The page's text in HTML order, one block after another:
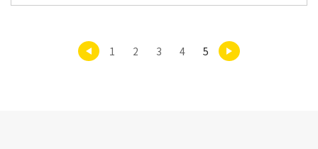
1 2 3 4 5